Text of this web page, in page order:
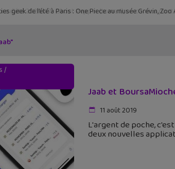
geek de l’été à Paris : One Piece au musée Grévin,
/
Jaab et
11 août 2019
L'argent de poche,
deux nouvelles